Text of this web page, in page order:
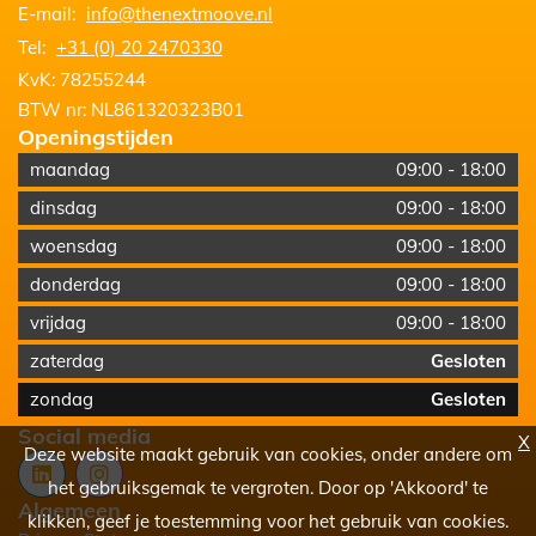
E-mail: info@thenextmoove.nl
Tel: +31 (0) 20 2470330
KvK: 78255244
BTW nr: NL861320323B01
Openingstijden
maandag 09:00 - 18:00
dinsdag
09:00 - 18:00
woensdag
09:00 - 18:00
donderdag
09:00 - 18:00
vrijdag
09:00 - 18:00
zaterdag
Gesloten
zondag
Gesloten
Social media
Algemeen
Deze website maakt gebruik van cookies, onder andere om
het gebruiksgemak te vergroten. Door op 'Akkoord' te
klikken, geef je toestemming voor het gebruik van cookies.
X